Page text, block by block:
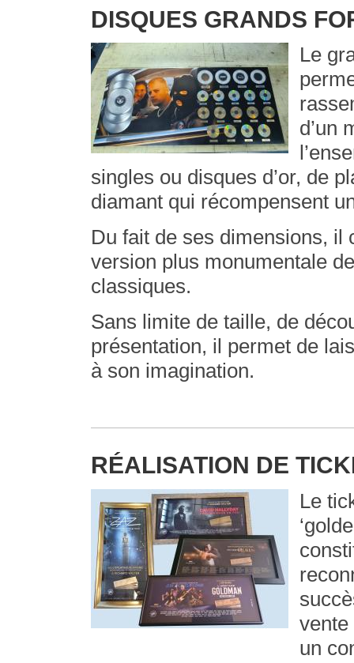
DISQUES GRANDS
Le
d’un
singles ou disques d’or, de
diamant qui récompensent
Du fait de ses dimensions, il
version plus monumentale
classiques.
Sans limite de taille, de
présentation, il permet de
à son imagination.
RÉALISATION DE
Le
vente
un